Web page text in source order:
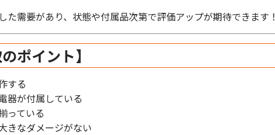
た需要があり、状態や付属品次第で評価アップが期待できます！
ポイント】
する
器が付属している
っている
きなダメージがない